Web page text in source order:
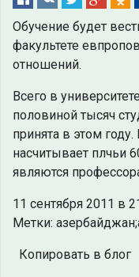
Обучение будет
факультете
отношений.
Всего в
половиной тысяч
принята в этом
насчитывает плчьи
являются
11 сентября 2011 в
Метки:
Копировать в блог